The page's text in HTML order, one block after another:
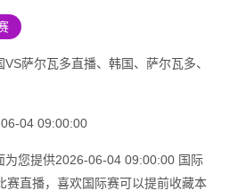
VS萨尔瓦多直播、韩国、萨尔瓦多、
06-04 09:00:00
为您提供2026-06-04 09:00:00 国际
赛直播，喜欢国际赛可以提前收藏本